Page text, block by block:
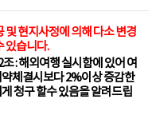
및 현지사정에 의해 다소 변경
있습니다.
: 해외여행 실시함에 있어 여
체결시보다 2%이상 증감한
청구 할수 있음을 알려드립